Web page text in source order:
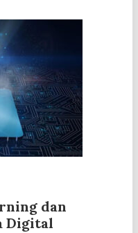
dan
Digital